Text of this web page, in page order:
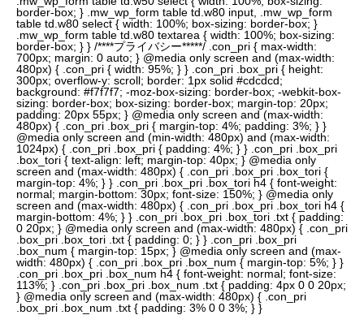
border-box; } .mw_wp_form table td.w80 input, .mw_wp_form
table td.w80 select { width: 100%; box-sizing: border-box; }
.mw_wp_form table td.w80 textarea { width: 100%; box-sizing:
border-box; } } /****プライバシー*****/ .con_pri { max-width:
700px; margin: 0 auto; } @media only screen and (max-width:
480px) { .con_pri { width: 95%; } } .con_pri .box_pri { height:
300px; overflow-y: scroll; border: 1px solid #cdcdcd;
background: #f7f7f7; -moz-box-sizing: border-box; -webkit-box-
sizing: border-box; box-sizing: border-box; margin-top: 20px;
padding: 20px 55px; } @media only screen and (max-width:
480px) { .con_pri .box_pri { margin-top: 4%; padding: 3%; } }
@media only screen and (min-width: 480px) and (max-width:
1024px) { .con_pri .box_pri { padding: 4%; } } .con_pri .box_pri
.box_tori { text-align: left; margin-top: 40px; } @media only
screen and (max-width: 480px) { .con_pri .box_pri .box_tori {
margin-top: 4%; } } .con_pri .box_pri .box_tori h4 { font-weight:
normal; margin-bottom: 30px; font-size: 150%; } @media only
screen and (max-width: 480px) { .con_pri .box_pri .box_tori h4 {
margin-bottom: 4%; } } .con_pri .box_pri .box_tori .txt { padding:
0 20px; } @media only screen and (max-width: 480px) { .con_pri
.box_pri .box_tori .txt { padding: 0; } } .con_pri .box_pri
.box_num { margin-top: 15px; } @media only screen and (max-
width: 480px) { .con_pri .box_pri .box_num { margin-top: 5%; } }
.con_pri .box_pri .box_num h4 { font-weight: normal; font-size:
113%; } .con_pri .box_pri .box_num .txt { padding: 4px 0 0 20px;
} @media only screen and (max-width: 480px) { .con_pri
.box_pri .box_num .txt { padding: 3% 0 0 3%; } }